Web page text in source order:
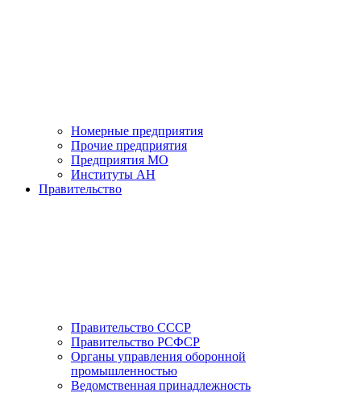
Номерные предприятия
Прочие предприятия
Предприятия МО
Институты АН
Правительство
Правительство СССР
Правительство РСФСР
Органы управления оборонной
промышленностью
Ведомственная принадлежность